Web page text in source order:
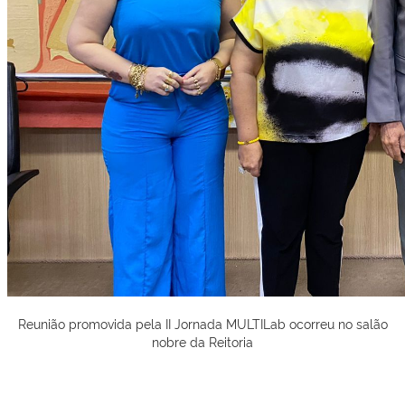
Reunião promovida pela II Jornada MULTILab ocorreu no salão
nobre da Reitoria